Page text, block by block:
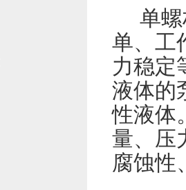
单
单、工
力稳定
液体的
性液体
量、压
腐蚀性